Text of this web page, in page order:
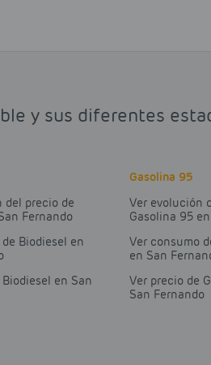
y sus diferentes
del precio de
Fernando
Biodiesel en
en San
Gasolina 95
Ver evolución
Gasolina 95
Ver consumo
en San
Ver precio de
San Fernando